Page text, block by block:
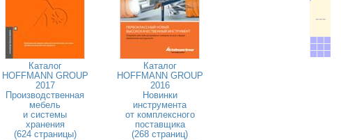
Каталог
HOFFMANN GROUP
2017
Производственная
мебель
и системы
хранения
(624 страницы)
Каталог
HOFFMANN GROUP
2016
Новинки
инструмента
от комплексного
поставщика
(268 страниц)
---